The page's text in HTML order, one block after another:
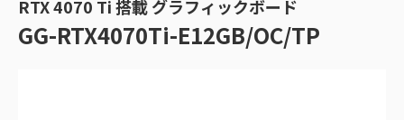
RTX 4070 Ti 搭載 グラフィックボード
GG-RTX4070Ti-E12GB/OC/TP